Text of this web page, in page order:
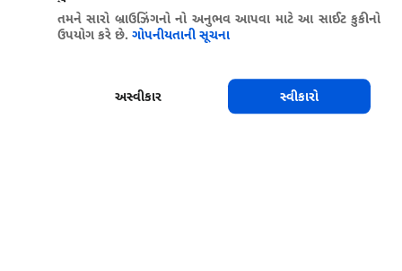
તમને સારો બ્રાઉઝિંગનો નો અનુભવ આપવા માટે આ સાઈટ કુકીનો
ઉપયોગ કરે છે. ગોપનીયતાની સૂચના
અસ્વીકાર સ્વીકારો